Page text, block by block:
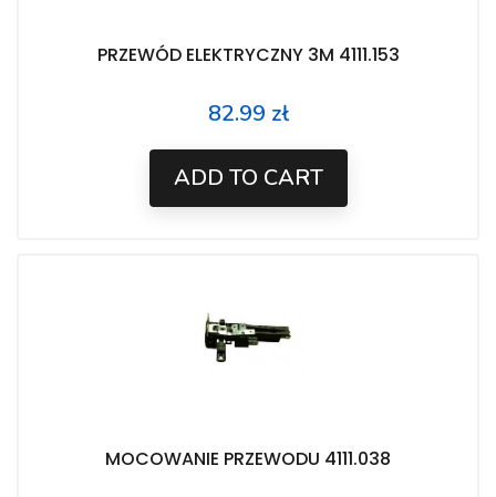
PRZEWÓD ELEKTRYCZNY 3M 4111.153
Price
82.99 zł
ADD TO CART
MOCOWANIE PRZEWODU 4111.038